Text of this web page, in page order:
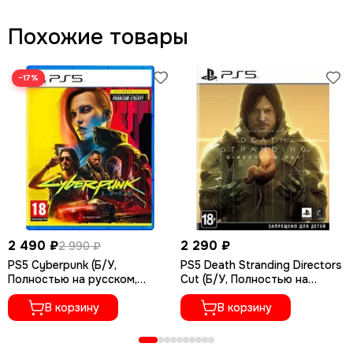
Похожие товары
−17%
2 490 ₽2 990 ₽
PS5 Cyberpunk (Б/У,
Полностью на русском,
PPSA-04027)
В корзину
2 290 ₽
PS5 Death Stranding Directors
Cut (Б/У, Полностью на
русском языке, PPSA-01968)
В корзину